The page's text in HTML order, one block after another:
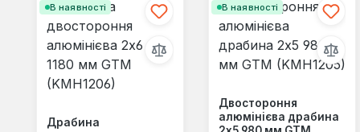
В наявності
Драбина
В наявності
Двостороння
алюмінієва драбина